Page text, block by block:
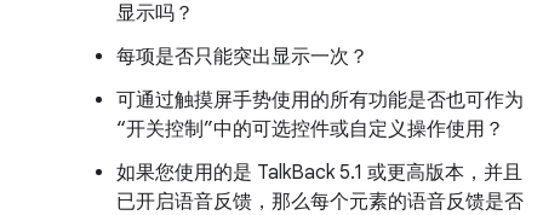
显示吗？
每项是否只能突出显示一次？
可通过触摸屏手势使用的所有功能是否也可作为
“开关控制”中的可选控件或自定义操作使用？
如果您使用的是 TalkBack 5.1 或更高版本，并且
已开启语音反馈，那么每个元素的语音反馈是否